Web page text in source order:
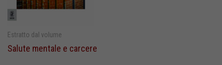
Estratto dal volume
Salute mentale e carcere